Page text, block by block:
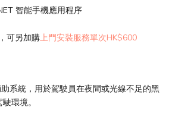
智能手機應用程序
可另加購上門安裝服務單次HK$600
系統，用於駕駛員在夜間或光線不足的黑
環境。